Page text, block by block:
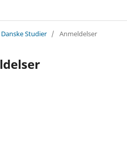
Danske Studier / Anmeldelser